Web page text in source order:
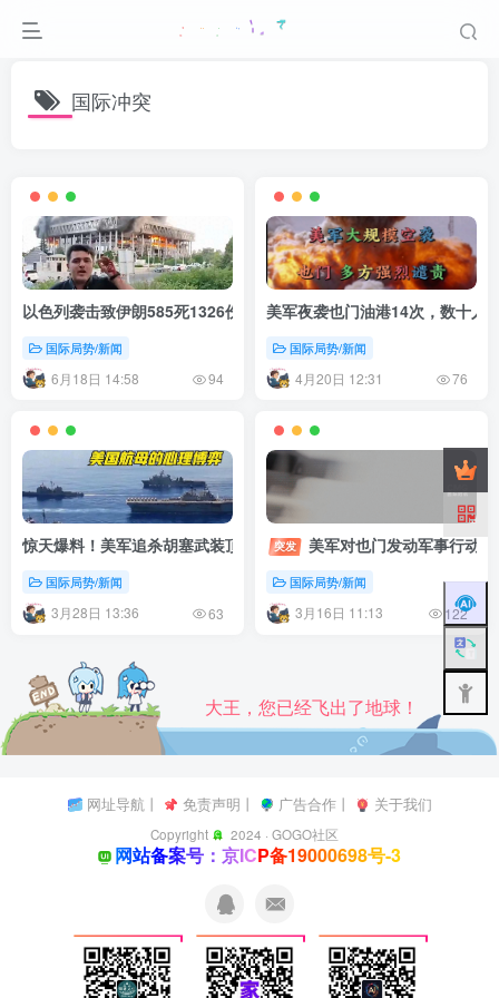
国际冲突
以色列袭击致伊朗585死1326伤，中东局势急剧恶化
国际局势/新闻
6月18日 14:58 94
美军夜袭也门油港14次，数十人
国际局势/新闻
4月20日 12:31 76
惊天爆料！美军追杀胡塞武装顶尖导弹专家
国际局势/新闻
3月28日 13:36 63
突发
国际局势/新闻
3月16日 11:13 122
大王，您已经飞出了地球！
网址导航丨 免责声明 丨 广告合作丨 关于我们
Copyright 2024 ·GOGO社区
网站备案号：京ICP备19000698号-3